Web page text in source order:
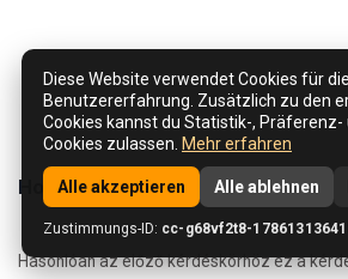
Hogyan fognak rátalálni a
Hasonlóan az előző kérdéskörhöz ez a
Diese Website verwendet Cookies für
Benutzererfahrung. Zusätzlich zu den
Cookies kannst du Statistik-, Präferenz-
Cookies zulassen. Mehr erfahren
Alle akzeptieren Alle ablehnen
Zustimmungs-ID: cc-g68vf2t8-